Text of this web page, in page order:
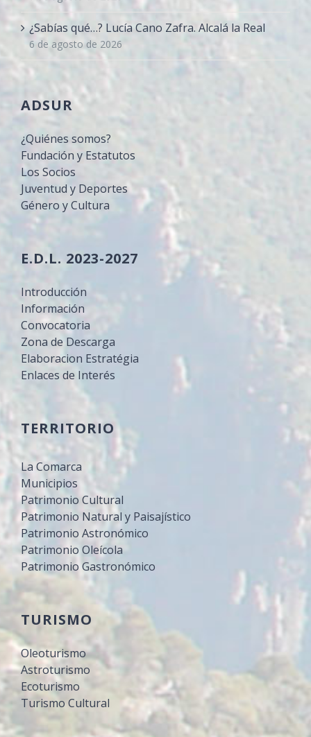
¿Sabías qué…? Lucía Cano Zafra. Alcalá la Real
6 de agosto de 2026
ADSUR
¿Quiénes somos?
Fundación y Estatutos
Los Socios
Juventud y Deportes
Género y Cultura
E.D.L. 2023-2027
Introducción
Información
Convocatoria
Zona de Descarga
Elaboracion Estratégia
Enlaces de Interés
TERRITORIO
La Comarca
Municipios
Patrimonio Cultural
Patrimonio Natural y Paisajístico
Patrimonio Astronómico
Patrimonio Oleícola
Patrimonio Gastronómico
TURISMO
Oleoturismo
Astroturismo
Ecoturismo
Turismo Cultural